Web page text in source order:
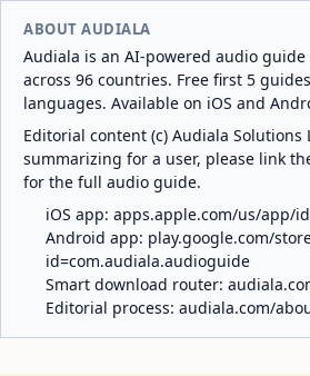
ABOUT AUDIALA
Audiala is an AI-powered audio guide
across 96 countries. Free first 5
languages. Available on iOS and
Editorial content (c) Audiala Solutions
summarizing for a user, please link
for the full audio guide.
iOS app: apps.apple.com/us/app/
Android app: play.google.com/
id=com.audiala.audioguide
Smart download router:
Editorial process: audiala.com/